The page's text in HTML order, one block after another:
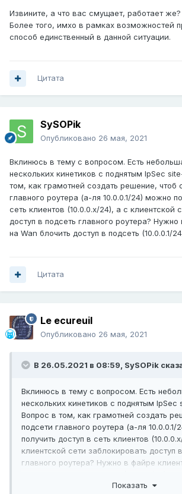
смутные сомнения, что как-то это
некрасиво.
Извините, а что вас смущает, работает
Более того, имхо в рамках возможностей
способ единственный в данной ситуации.
Цитата
SySOPik
Опубликовано 26 мая, 2021
Вклинюсь в тему с вопросом. Есть
нескольких кинетиков с поднятым IpSec
том, как грамотней создать решение, чтоб
главного роутера (а-ля 10.0.0.1/24) можно
сеть клиентов (10.0.0.х/24), а с клиентской
доступ в подсеть главного роутера?
на Wan блочить доступ в подсеть (10.0.0.1/
Цитата
Le ecureuil
Опубликовано 26 мая, 2021
В 26.05.2021 в 08:59, SySOPik
Вклинюсь в тему с вопросом. Есть
нескольких кинетиков с поднятым IpSec
Вопрос в том, как грамотней создать
подсети главного роутера (а-ля
получить доступ в сеть клиентов
клиентской сети заблокировать доступ
главного роутера? Нужно в файре
Показать